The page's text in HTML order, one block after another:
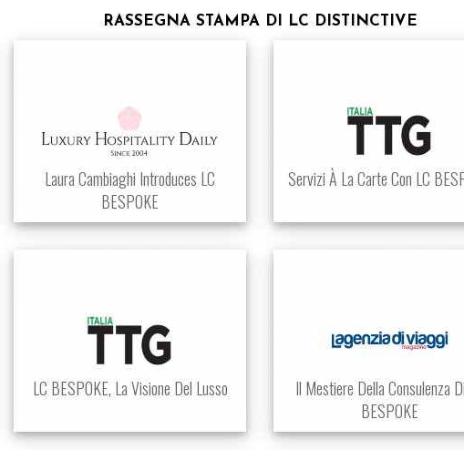
RASSEGNA STAMPA DI LC DISTINCTIVE
Laura Cambiaghi Introduces LC
BESPOKE
Servizi À La Carte Con LC
LC BESPOKE, La Visione Del Lusso
Il Mestiere Della Consulenza
BESPOKE